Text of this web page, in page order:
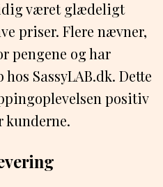
været glædeligt
priser. Flere nævner,
pengene og har
SassyLAB.dk. Dette
positiv